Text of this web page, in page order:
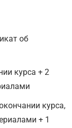
об
курса + 2
курса,
+ 1